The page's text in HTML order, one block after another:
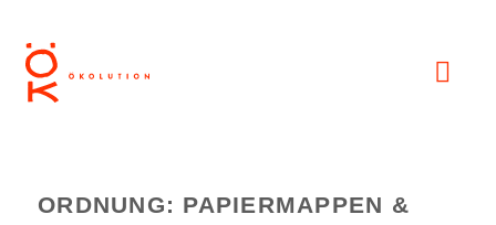
ORDNUNG: PAPIERMAPPEN &